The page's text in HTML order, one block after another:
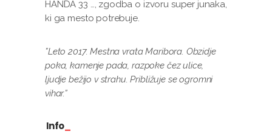
HANDA 33 …, zgodba o izvoru super junaka,
ki ga mesto potrebuje.
”Leto 2017. Mestna vrata Maribora. Obzidje
poka, kamenje pada, razpoke čez ulice,
ljudje bežijo v strahu. Približuje se ogromni
vihar.”
Info